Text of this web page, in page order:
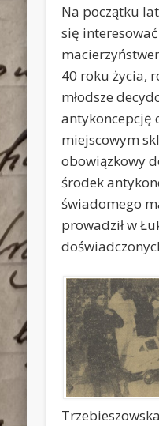
Na początku
się
40 roku życia,
młodsze
antykoncepcję
miejscowym
obowiązkowy
środek
świadomego
prowadził w